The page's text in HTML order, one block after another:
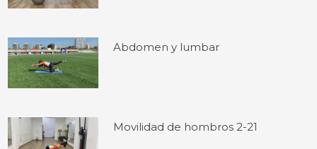
Abdomen y lumbar
Movilidad de hombros 2-21